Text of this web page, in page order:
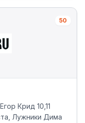
50
Крид 10,11
Лужники Дима